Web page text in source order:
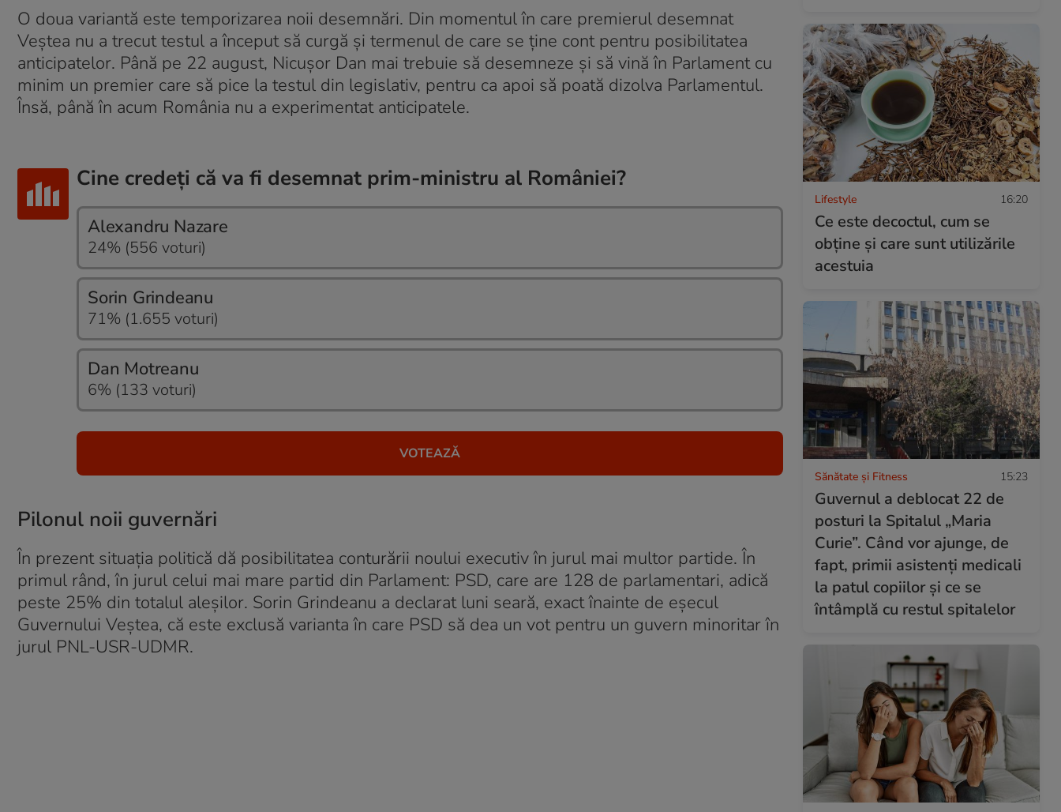
O doua variantă este temporizarea noii desemnări. Din momentul în care premierul desemnat
Veștea nu a trecut testul a început să curgă și termenul de care se ține cont pentru posibilitatea
anticipatelor. Până pe 22 august, Nicușor Dan mai trebuie să desemneze și să vină în Parlament cu
minim un premier care să pice la testul din legislativ, pentru ca apoi să poată dizolva Parlamentul.
Însă, până în acum România nu a experimentat anticipatele.
Cine credeți că va fi desemnat prim-ministru al României?
Alexandru Nazare
24% (556 voturi)
Sorin Grindeanu
71% (1.655 voturi)
Dan Motreanu
6% (133 voturi)
Pilonul noii guvernări
În prezent situația politică dă posibilitatea conturării noului executiv în jurul mai multor partide. În
primul rând, în jurul celui mai mare partid din Parlament: PSD, care are 128 de parlamentari, adică
peste 25% din totalul aleșilor. Sorin Grindeanu a declarat luni seară, exact înainte de eșecul
Guvernului Veștea, că este exclusă varianta în care PSD să dea un vot pentru un guvern minoritar în
jurul PNL-USR-UDMR.
Lifestyle 16:20
Ce este decoctul, cum se
obţine şi care sunt utilizările
acestuia
Sănătate și Fitness 15:23
Guvernul a deblocat 22 de
posturi la Spitalul „Maria
Curie”. Când vor ajunge, de
fapt, primii asistenți medicali
la patul copiilor și ce se
întâmplă cu restul spitalelor